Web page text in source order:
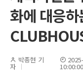
화에 대응
박종현 기
자 10:00:00